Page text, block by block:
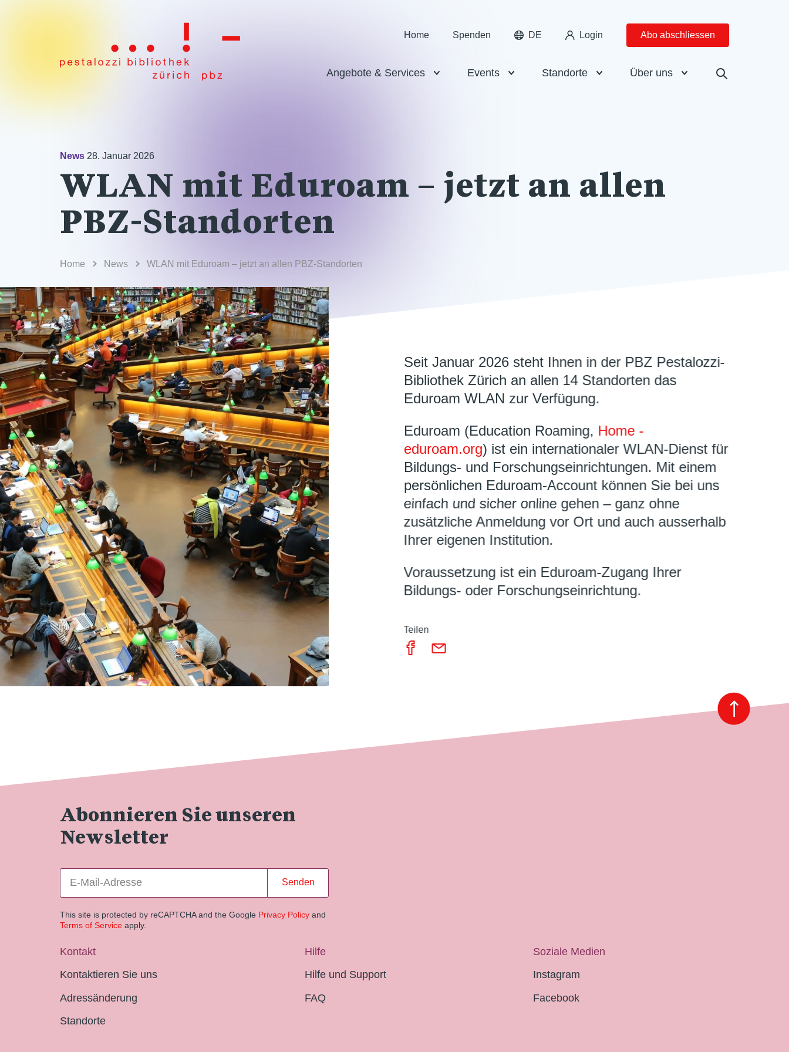
Home Spenden DE Login Abo abschliessen
Angebote & Services Events Standorte Über uns
News 28. Januar 2026
WLAN mit Eduroam – jetzt an allen
PBZ-Standorten
Home News WLAN mit Eduroam – jetzt an allen PBZ-Standorten
Seit Januar 2026 steht Ihnen in der PBZ Pestalozzi-
Bibliothek Zürich an allen 14 Standorten das
Eduroam WLAN zur Verfügung.
Eduroam (Education Roaming, Home -
eduroam.org) ist ein internationaler WLAN-Dienst für
Bildungs- und Forschungseinrichtungen. Mit einem
persönlichen Eduroam-Account können Sie bei uns
einfach und sicher online gehen – ganz ohne
zusätzliche Anmeldung vor Ort und auch ausserhalb
Ihrer eigenen Institution.
Voraussetzung ist ein Eduroam-Zugang Ihrer
Bildungs- oder Forschungseinrichtung.
Teilen
Abonnieren Sie unseren
Newsletter
Senden
This site is protected by reCAPTCHA and the Google Privacy Policy and
Terms of Service apply.
Kontakt
Kontaktieren Sie uns
Adressänderung
Standorte
Hilfe
Hilfe und Support
FAQ
Soziale Medien
Instagram
Facebook